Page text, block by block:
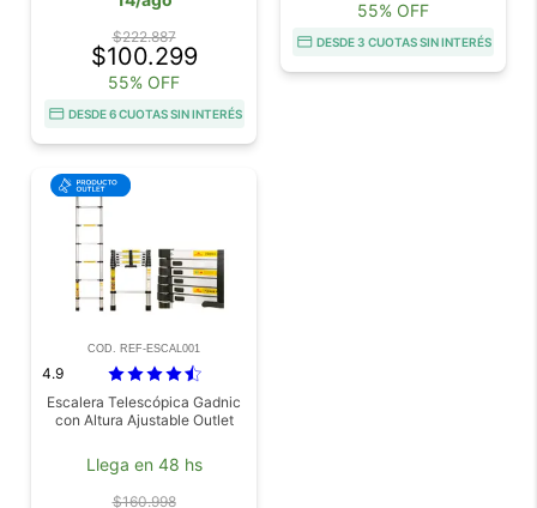
$222.887
$100.299
55% OFF
DESDE 6 CUOTAS SIN INTERÉS
55% OFF
DESDE 3 CUOTAS SIN INTERÉS
COD. REF-ESCAL001
4.9
Escalera Telescópica Gadnic
con Altura Ajustable Outlet
Llega en 48 hs
$160.998